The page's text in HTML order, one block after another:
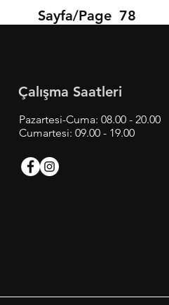
Sayfa/Page 78
Çalışma Saatleri
Pazartesi-Cuma: 08.00 - 20.00
Cumartesi: 09.00 - 19.00